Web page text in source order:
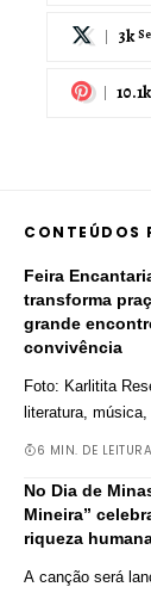
3k
10.1k
CONTEÚDOS
Feira
transforma
grande
convivência
Foto: Karlitita
literatura,
6 MIN. DE LEITURA
No Dia de
Mineira”
riqueza
A canção será